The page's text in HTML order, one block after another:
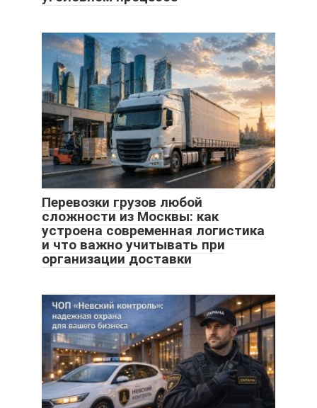
Перевозки грузов любой
сложности из Москвы: как
устроена современная логистика
и что важно учитывать при
организации доставки